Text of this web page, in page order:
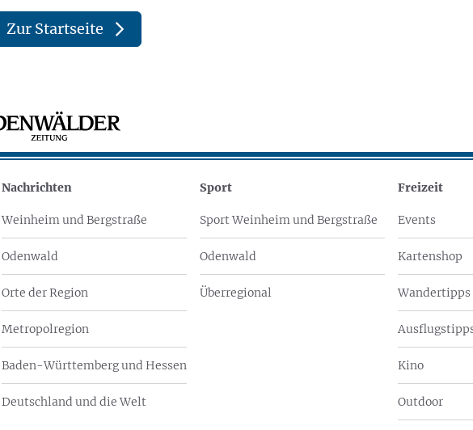
Zur Startseite
Nachrichten
Weinheim und Bergstraße
Odenwald
Orte der Region
Metropolregion
Baden-Württemberg und Hessen
Deutschland und die Welt
Sport
Sport Weinheim und Bergstraße
Odenwald
Überregional
Freizeit
Events
Kartenshop
Wandertipps
Kino
Outdoor